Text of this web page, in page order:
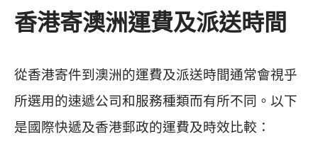
香港寄澳洲運費及派送時間
從香港寄件到澳洲的運費及派送時間通常會視乎
所選用的速遞公司和服務種類而有所不同。以下
是國際快遞及香港郵政的運費及時效比較：